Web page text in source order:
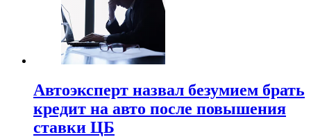
Автоэксперт назвал безумием брать
кредит на авто после повышения
ставки ЦБ